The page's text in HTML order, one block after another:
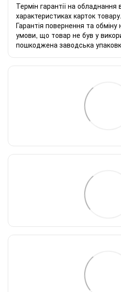
Термін гарантії на обладнання
характеристиках карток товару.
Гарантія повернення та обміну
умови, що товар не був у
пошкоджена заводська